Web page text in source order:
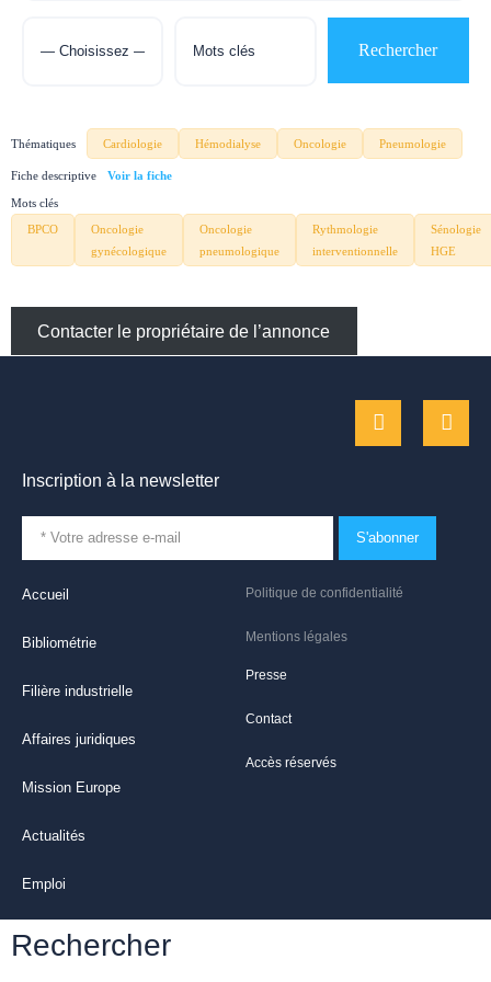
Thématiques Cardiologie Hémodialyse Oncologie Pneumologie
Fiche descriptive
Mots clés
BPCO
Oncologie
gynécologique
Oncologie
pneumologique
Rythmologie
interventionnelle
Sénologie
HGE
Contacter le propriétaire de l’annonce
Politique de confidentialité
Mentions légales
Presse
Contact
Accès réservés
Accueil
Bibliométrie
Filière industrielle
Affaires juridiques
Mission Europe
Actualités
Emploi
Inscription à la newsletter
S'abonner
Rechercher